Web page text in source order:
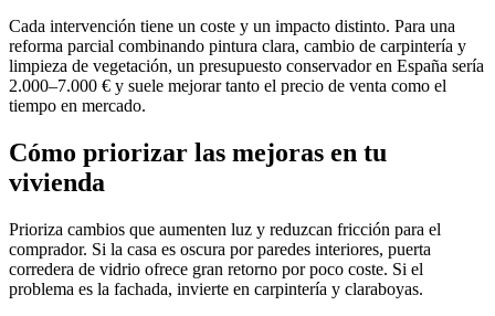
Cada intervención tiene un coste y un impacto distinto. Para una
reforma parcial combinando pintura clara, cambio de carpintería y
limpieza de vegetación, un presupuesto conservador en España sería
2.000–7.000 € y suele mejorar tanto el precio de venta como el
tiempo en mercado.
Cómo priorizar las mejoras en tu
vivienda
Prioriza cambios que aumenten luz y reduzcan fricción para el
comprador. Si la casa es oscura por paredes interiores, puerta
corredera de vidrio ofrece gran retorno por poco coste. Si el
problema es la fachada, invierte en carpintería y claraboyas.